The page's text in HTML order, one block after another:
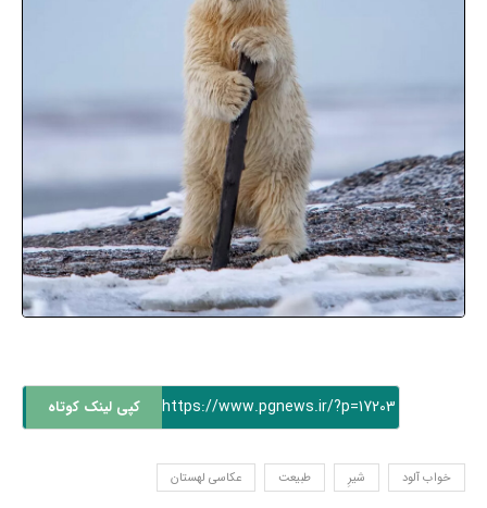
https://www.pgnews.ir/?p=17203 کپی لینک کوتاه
خواب آلود شیرِ طبیعت عکاسی لهستان